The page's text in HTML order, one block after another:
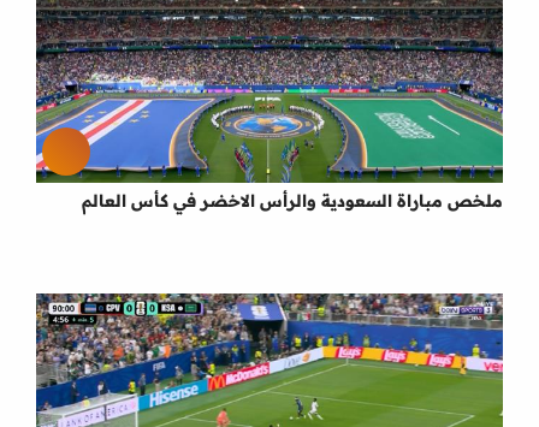
ملخص مباراة السعودية والرأس الاخضر في كأس العالم